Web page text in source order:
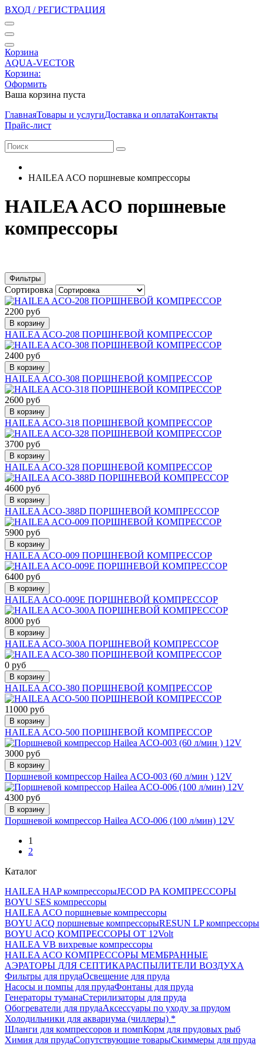
ВХОД / РЕГИСТРАЦИЯ
Корзина
AQUA-VECTOR
Корзина:
Оформить
Ваша корзина пуста
ГлавнаяТовары и услугиДоставка и оплатаКонтакты
Прайс-лист
HAILEA ACO поршневые компрессоры
HAILEA ACO поршневые
компрессоры
Фильтры
Сортировка
2200 руб
В корзину
HAILEA ACO-208 ПОРШНЕВОЙ КОМПРЕССОР
2400 руб
В корзину
HAILEA ACO-308 ПОРШНЕВОЙ КОМПРЕССОР
2600 руб
В корзину
HAILEA ACO-318 ПОРШНЕВОЙ КОМПРЕССОР
3700 руб
В корзину
HAILEA ACO-328 ПОРШНЕВОЙ КОМПРЕССОР
4600 руб
В корзину
HAILEA ACO-388D ПОРШНЕВОЙ КОМПРЕССОР
5900 руб
В корзину
HAILEA ACO-009 ПОРШНЕВОЙ КОМПРЕССОР
6400 руб
В корзину
HAILEA ACO-009E ПОРШНЕВОЙ КОМПРЕССОР
8000 руб
В корзину
HAILEA ACO-300A ПОРШНЕВОЙ КОМПРЕССОР
0 руб
В корзину
HAILEA ACO-380 ПОРШНЕВОЙ КОМПРЕССОР
11000 руб
В корзину
HAILEA ACO-500 ПОРШНЕВОЙ КОМПРЕССОР
3000 руб
В корзину
Поршневой компрессор Hailea ACO-003 (60 л/мин ) 12V
4300 руб
В корзину
Поршневой компрессор Hailea ACO-006 (100 л/мин) 12V
1
2
Каталог
HAILEA HAP компрессорыJECOD PA КОМПРЕССОРЫ
BOYU SES компрессоры
HAILEA ACO поршневые компрессоры
BOYU ACQ поршневые компрессорыRESUN LP компрессоры
BOYU ACQ КОМПРЕССОРЫ ОТ 12Volt
HAILEA VB вихревые компрессоры
HAILEA ACO КОМПРЕССОРЫ МЕМБРАННЫЕ
АЭРАТОРЫ ДЛЯ СЕПТИКАРАСПЫЛИТЕЛИ ВОЗДУХА
Фильтры для прудаОсвещение для пруда
Насосы и помпы для прудаФонтаны для пруда
Генераторы туманаСтерилизаторы для пруда
Обогреватели для прудаАксессуары по уходу за прудом
Холодильники для аквариума (чиллеры) *
Шланги для компрессоров и помпКорм для прудовых рыб
Химия для прудаСопутствующие товарыСкиммеры для пруда